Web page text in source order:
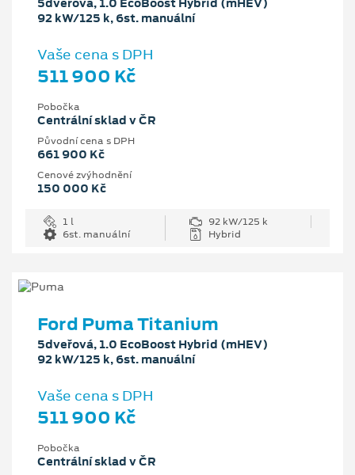
5dveřová, 1.0 EcoBoost Hybrid (mHEV)
92 kW/125 k, 6st. manuální
Vaše cena s DPH
511 900 Kč
Pobočka
Centrální sklad v ČR
Původní cena s DPH
661 900 Kč
Cenové zvýhodnění
150 000 Kč
1 l
92 kW/125 k
6st. manuální
Hybrid
Ford Puma Titanium
5dveřová, 1.0 EcoBoost Hybrid (mHEV)
92 kW/125 k, 6st. manuální
Vaše cena s DPH
511 900 Kč
Pobočka
Centrální sklad v ČR